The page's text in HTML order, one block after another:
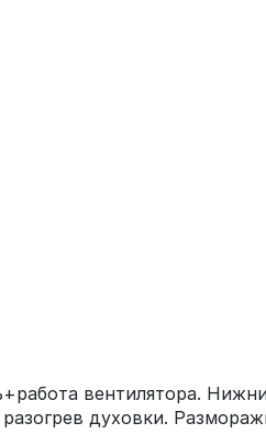
вентилятора.
духовки.